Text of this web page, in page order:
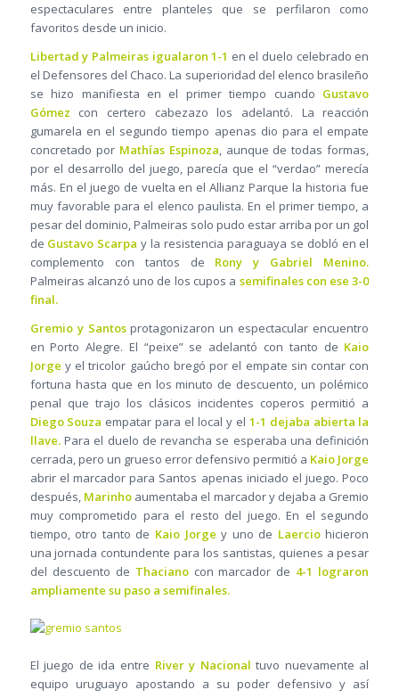
espectaculares entre planteles que se perfilaron como
favoritos desde un inicio.
Libertad y Palmeiras igualaron 1-1 en el duelo celebrado en
el Defensores del Chaco. La superioridad del elenco brasileño
se hizo manifiesta en el primer tiempo cuando Gustavo
Gómez con certero cabezazo los adelantó. La reacción
gumarela en el segundo tiempo apenas dio para el empate
concretado por Mathías Espinoza, aunque de todas formas,
por el desarrollo del juego, parecía que el “verdao” merecía
más. En el juego de vuelta en el Allianz Parque la historia fue
muy favorable para el elenco paulista. En el primer tiempo, a
pesar del dominio, Palmeiras solo pudo estar arriba por un gol
de Gustavo Scarpa y la resistencia paraguaya se dobló en el
complemento con tantos de Rony y Gabriel Menino.
Palmeiras alcanzó uno de los cupos a semifinales con ese 3-0
final.
Gremio y Santosprotagonizaron un espectacular encuentro
en Porto Alegre. El “peixe” se adelantó con tanto de Kaio
Jorge y el tricolor gaúcho bregó por el empate sin contar con
fortuna hasta que en los minuto de descuento, un polémico
penal que trajo los clásicos incidentes coperos permitió a
Diego Souza empatar para el local y el 1-1 dejaba abierta la
llave.Para el duelo de revancha se esperaba una definición
cerrada, pero un grueso error defensivo permitió a Kaio Jorge
abrir el marcador para Santos apenas iniciado el juego. Poco
después,Marinhoaumentaba el marcador y dejaba a Gremio
muy comprometido para el resto del juego. En el segundo
tiempo, otro tanto de Kaio Jorge y uno de Laerciohicieron
una jornada contundente para los santistas, quienes a pesar
del descuento de Thacianocon marcador de 4-1 lograron
ampliamente su paso a semifinales.
El juego de ida entre River y Nacional tuvo nuevamente al
equipo uruguayo apostando a su poder defensivo y así